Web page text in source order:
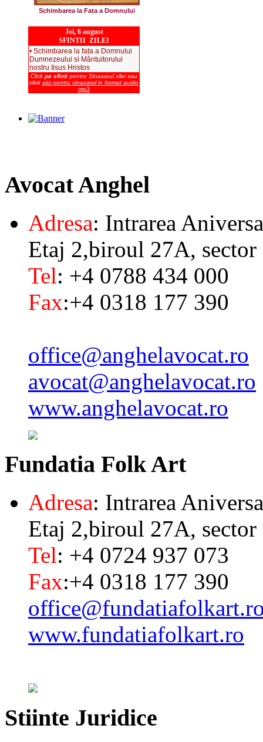
Schimbarea la Fata a Domnului
Joi, 6 august
SFINTII ZILEI
• Schimbarea la fata a Domnului
Dumnezeului si Mântuitorului
nostru Iisus Hristos
Click pe sfinti pentru Sinaxarul zilei sau
click aici pentru sinaxarul in format audio
mp3
AvocatAnghel
Adresa: Intrarea
Etaj 2,biroul 27A, sector
Tel: +4 0788 434 000
Fax:+4 0318 177 390
office@anghelavocat.ro
avocat@anghelavocat.ro
www.anghelavocat.ro
Fundatia Folk Art
Adresa: Intrarea
Etaj 2,biroul 27A, sector
Tel: +4 0724 937 073
Fax:+4 0318 177 390
www.fundatiafolkart.ro
Stiinte Juridice